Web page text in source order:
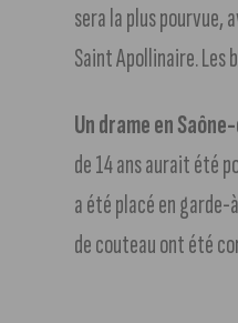
sera la plus pourvue,
Saint Apollinaire. Les
Un drame en
de 14 ans aurait été
a été placé en
de couteau ont été